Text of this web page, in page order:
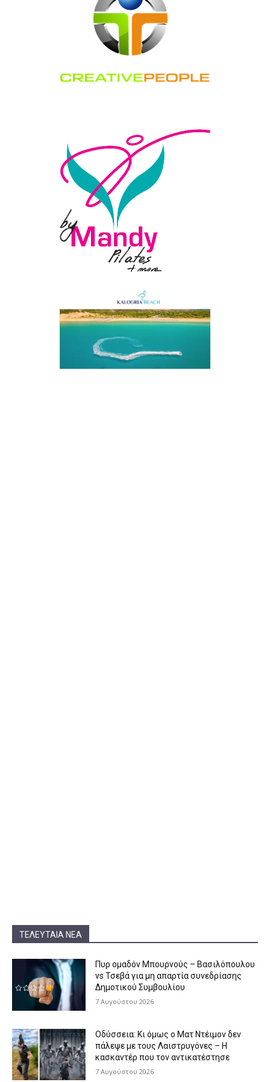
ΤΕΛΕΥΤΑΊΑ ΝΈΑ
Πυρ ομαδόν Μπουρνούς – Βασιλόπουλου
vs Τσεβά για μη απαρτία συνεδρίασης
Δημοτικού Συμβουλίου
7 Αυγούστου 2026
Οδύσσεια: Κι όμως ο Ματ Ντέιμον δεν
πάλεψε με τους Λαιστρυγόνες – Η
κασκαντέρ που τον αντικατέστησε
7 Αυγούστου 2026